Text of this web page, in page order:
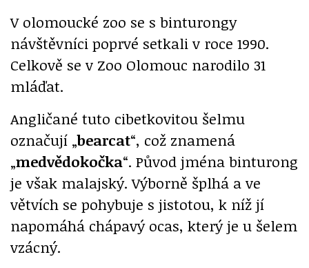
V olomoucké zoo se s binturongy
návštěvníci poprvé setkali v roce 1990.
Celkově se v Zoo Olomouc narodilo 31
mláďat.
Angličané tuto cibetkovitou šelmu
označují „bearcat“, což znamená
„medvědokočka“. Původ jména binturong
je však malajský. Výborně šplhá a ve
větvích se pohybuje s jistotou, k níž jí
napomáhá chápavý ocas, který je u šelem
vzácný.